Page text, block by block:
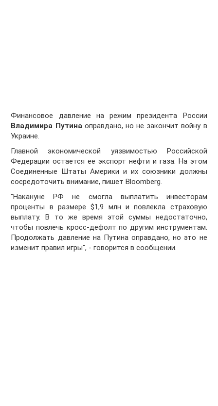
Финансовое давление на режим президента России
Владимира Путинаоправдано, но не закончит войну в
Украине.
Главной экономической уязвимостью Российской
Федерации остается ее экспорт нефти и газа. На этом
Соединенные Штаты Америки и их союзники должны
сосредоточить внимание, пишет Bloomberg.
"Накануне РФ не смогла выплатить инвесторам
проценты в размере $1,9 млн и повлекла страховую
выплату. В то же время этой суммы недостаточно,
чтобы повлечь кросс-дефолт по другим инструментам.
Продолжать давление на Путина оправдано, но это не
изменит правил игры", - говорится в сообщении.